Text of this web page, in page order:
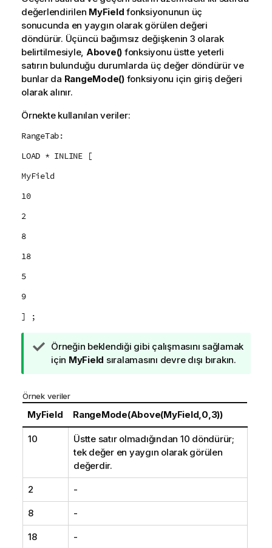
değerlendirilen MyField fonksiyonunun üç
sonucunda en yaygın olarak görülen değeri
döndürür. Üçüncü bağımsız değişkenin 3 olarak
belirtilmesiyle, Above() fonksiyonu üstte yeterli
satırın bulunduğu durumlarda üç değer döndürür ve
bunlar da RangeMode()fonksiyonu için giriş değeri
olarak alınır.
Örnekte kullanılan veriler:
RangeTab:
LOAD * INLINE [
MyField
10
2
8
18
5
9
] ;
İ
p
u
n
o
Örneğin beklendiği gibi çalışmasını sağlamak
için MyField sıralamasını devre dışı bırakın.
Örnek veriler
MyField RangeMode(Above(MyField,0,3))
10
Üstte satır olmadığından 10 döndürür;
tek değer en yaygın olarak görülen
değerdir.
2 -
8 -
18 -